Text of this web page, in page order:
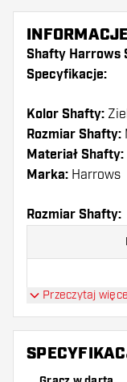
Shafty Harrows
Specyfikacje:
Kolor Shafty:
Rozmiar Shafty:
Materiał Shafty:
Marka: Harrows
Rozmiar Shafty:
Przeczytaj